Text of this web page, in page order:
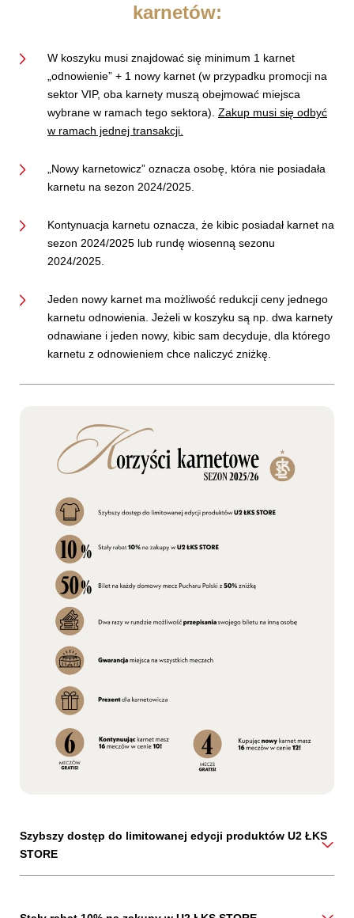
karnetów:
W koszyku musi znajdować się minimum 1 karnet
„odnowienie” + 1 nowy karnet (w przypadku promocji na
sektor VIP, oba karnety muszą obejmować miejsca
wybrane w ramach tego sektora). Zakup musi się odbyć
w ramach jednej transakcji.
„Nowy karnetowicz” oznacza osobę, która nie posiadała
karnetu na sezon 2024/2025.
Kontynuacja karnetu oznacza, że kibic posiadał karnet na
sezon 2024/2025 lub rundę wiosenną sezonu
2024/2025.
Jeden nowy karnet ma możliwość redukcji ceny jednego
karnetu odnowienia. Jeżeli w koszyku są np. dwa karnety
odnawiane i jeden nowy, kibic sam decyduje, dla którego
karnetu z odnowieniem chce naliczyć zniżkę.
Szybszy dostęp do limitowanej edycji produktów U2 ŁKS
STORE